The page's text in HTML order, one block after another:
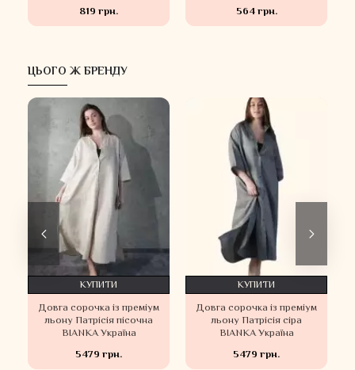
819 грн.
564 грн.
ЦЬОГО Ж БРЕНДУ
Довга сорочка із преміум
льону Патрісія пісочна
BIANKA Україна
5479 грн.
КУПИТИ
Довга сорочка із преміум
льону Патрісія сіра
BIANKA Україна
5479 грн.
КУПИТИ